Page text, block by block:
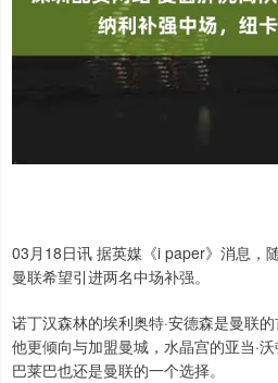
03月18日讯 据英媒《i paper》消息，
曼联希望引进两名中场补强。
诺丁汉森林的埃利奥特·安德森是曼联
他更倾向与加盟曼城，水晶宫的亚当·
巴莱巴也还是曼联的一个选择。